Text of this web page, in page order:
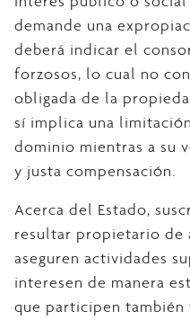
demande una
deberá indicar el
forzosos, lo cual no
obligada de la
sí implica una
dominio mientras a su
y justa compensación.
Acerca del Estado,
resultar propietario de
aseguren actividades
interesen de manera
que participen